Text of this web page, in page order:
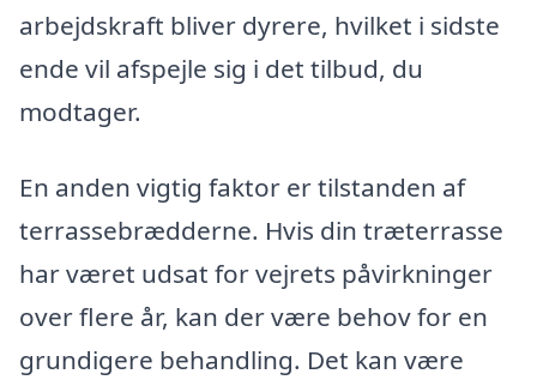
arbejdskraft bliver dyrere, hvilket i sidste
ende vil afspejle sig i det tilbud, du
modtager.
En anden vigtig faktor er tilstanden af
terrassebrædderne. Hvis din træterrasse
har været udsat for vejrets påvirkninger
over flere år, kan der være behov for en
grundigere behandling. Det kan være